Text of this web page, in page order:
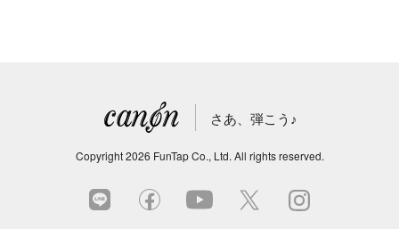
さあ、弾こう♪
Copyright2026 FunTap Co., Ltd. All rights reserved.